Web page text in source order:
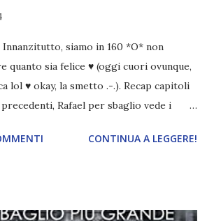
siamo in 160 *O* non
quanto sia felice ♥ (oggi cuori ovunque,
lol ♥ okay, la smetto .-.). Recap capitoli
Rafael per sbaglio vede i
mostra loro come combattere i puri.
CONTINUA A LEGGERE!